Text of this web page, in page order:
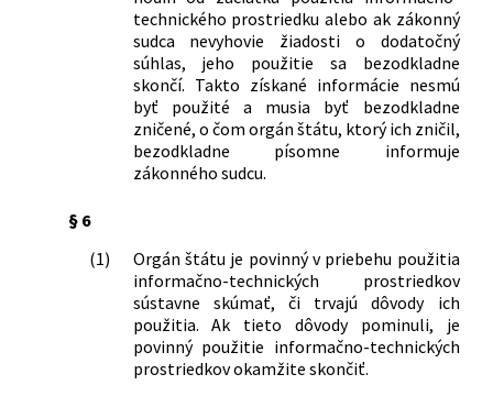
technického prostriedku alebo ak zákonný
sudca nevyhovie žiadosti o dodatočný
súhlas, jeho použitie sa bezodkladne
skončí. Takto získané informácie nesmú
byť použité a musia byť bezodkladne
zničené, o čom orgán štátu, ktorý ich zničil,
bezodkladne písomne informuje
zákonného sudcu.
§ 6
(1)
Orgán štátu je povinný v priebehu použitia
informačno-technických prostriedkov
sústavne skúmať, či trvajú dôvody ich
použitia. Ak tieto dôvody pominuli, je
povinný použitie informačno-technických
prostriedkov okamžite skončiť.